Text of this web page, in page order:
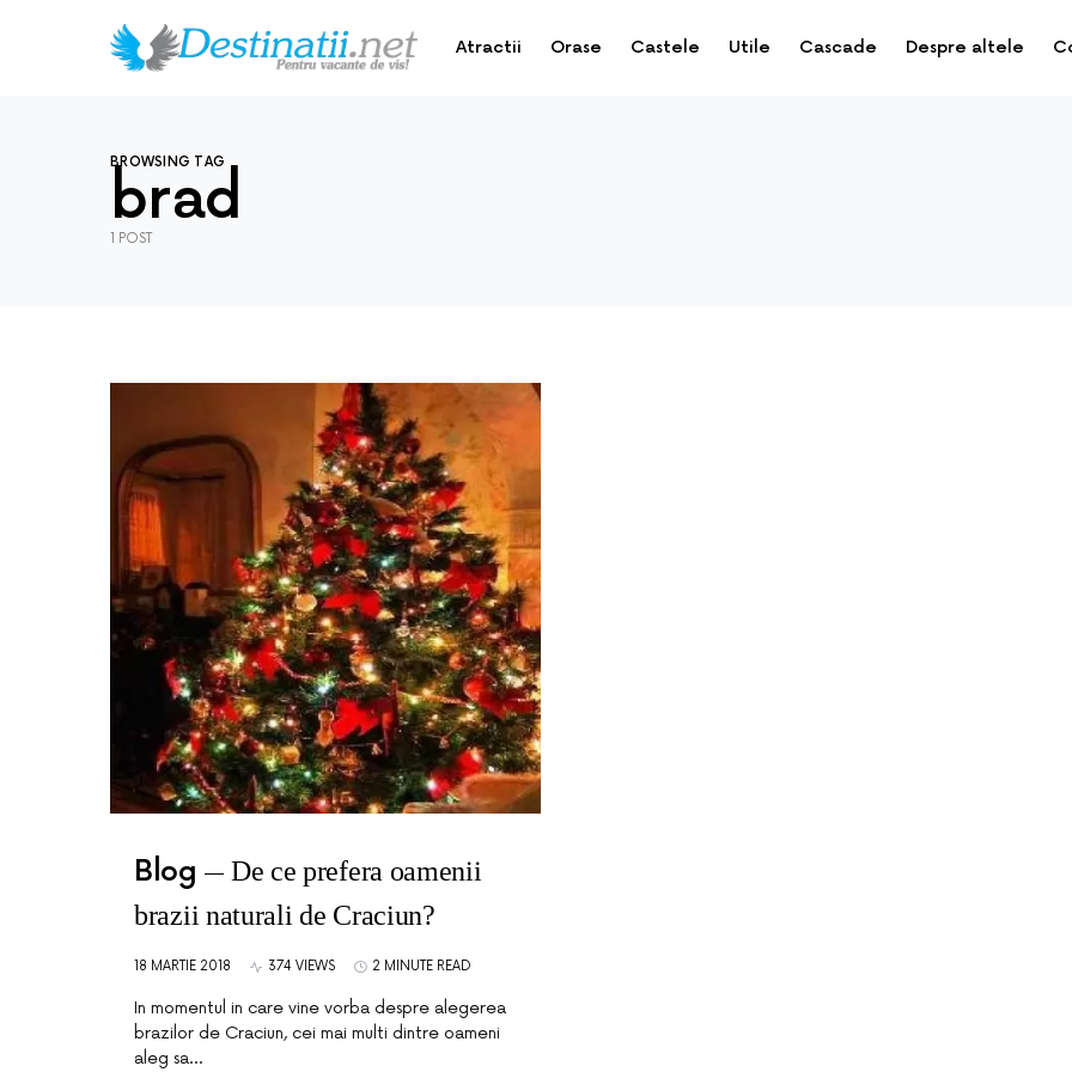
Atractii Orase Castele Utile Cascade Despre altele
BROWSING TAG
brad
1 POST
Blog
De ce prefera oamenii
brazii naturali de Craciun?
18 MARTIE 2018 374 VIEWS 2 MINUTE READ
In momentul in care vine vorba despre alegerea
brazilor de Craciun, cei mai multi dintre oameni
aleg sa…